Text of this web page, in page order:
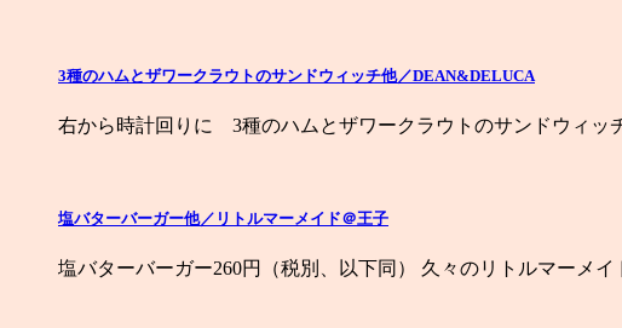
3種のハムとザワークラウトのサンドウィッチ他／DEAN&DELUCA
右から時計回りに 3種のハムとザワークラウトのサンドウィ
塩バターバーガー他／リトルマーメイド＠王子
塩バターバーガー260円（税別、以下同） 久々のリトルマーメ